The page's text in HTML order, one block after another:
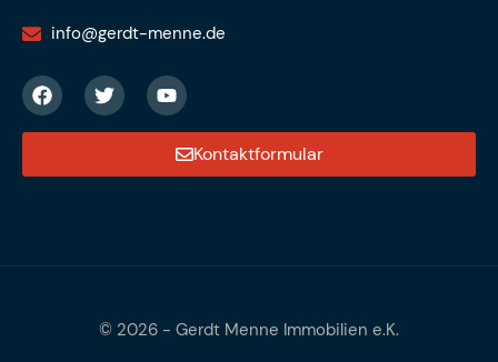
info@gerdt-menne.de
Kontaktformular
© 2026 - Gerdt Menne Immobilien e.K.